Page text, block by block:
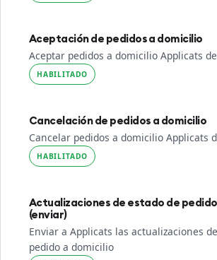
Aceptación de pedidos a domicilio
Aceptar pedidos a domicilio Applicats
HABILITADO
Cancelación de pedidos a domicilio
Cancelar pedidos a domicilio Applicats
HABILITADO
Actualizaciones de estado de
(enviar)
Enviar a Applicats las actualizaciones
pedido a domicilio